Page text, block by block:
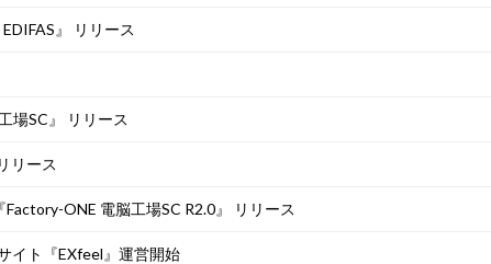
』 リリース
場SC』 リリース
リース
Factory-ONE 電脳工場SC R2.0』 リリース
イト『EXfeel』運営開始